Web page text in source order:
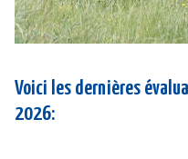
Voici les dernières
2026: